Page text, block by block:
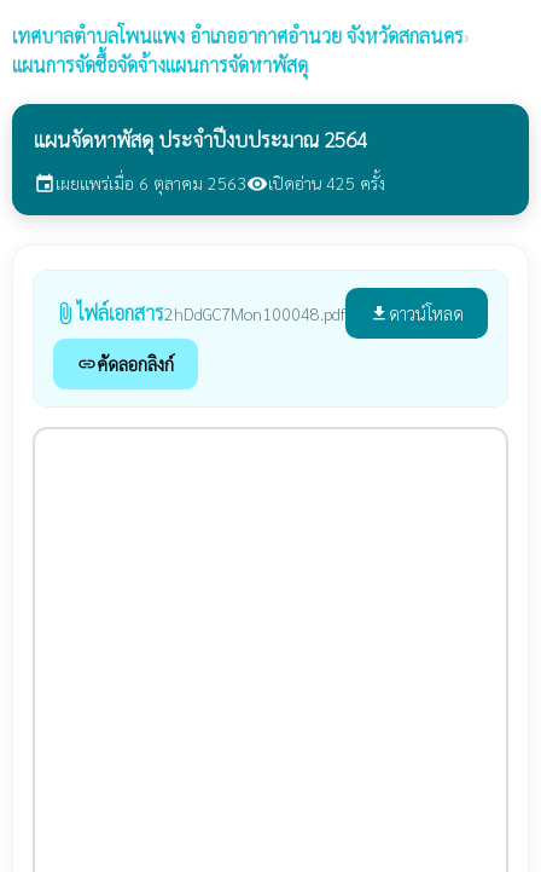
เทศบาลตำบลโพนแพง อำเภออากาศอำนวย จังหวัดสกลนคร›
แผนการจัดซื้อจัดจ้างแผนการจัดหาพัสดุ
แผนจัดหาพัสดุ ประจำปีงบประมาณ 2564
eventเผยแพร่เมื่อ 6 ตุลาคม 2563visibilityเปิดอ่าน 425 ครั้ง
attach_file ไฟล์เอกสาร2hDdGC7Mon100048.pdf file_download ดาวน์โหลด
linkคัดลอกลิงก์